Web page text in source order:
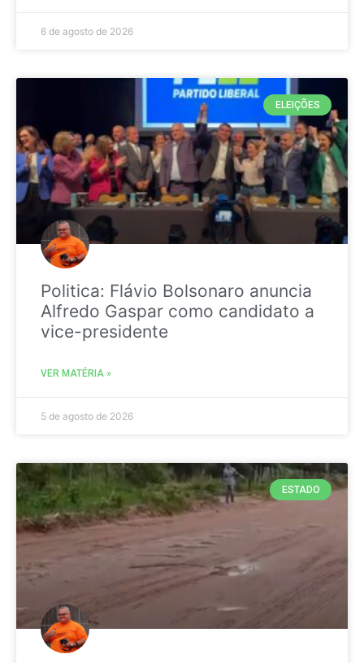
6 de agosto de 2026
ELEIÇÕES
Politica: Flávio Bolsonaro anuncia
Alfredo Gaspar como candidato a
vice-presidente
VER MATÉRIA »
5 de agosto de 2026
ESTADO